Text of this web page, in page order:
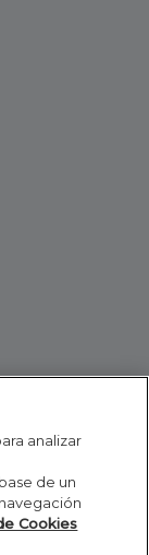
analizar
de un
Cookies